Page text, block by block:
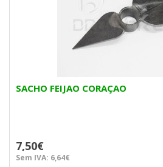
SACHO FEIJAO CORAÇAO
7,50€
Sem IVA: 6,64€